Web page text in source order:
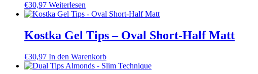
€30,97 Weiterlesen
Kostka Gel Tips – Oval Short-Half Matt
€30,97 In den Warenkorb